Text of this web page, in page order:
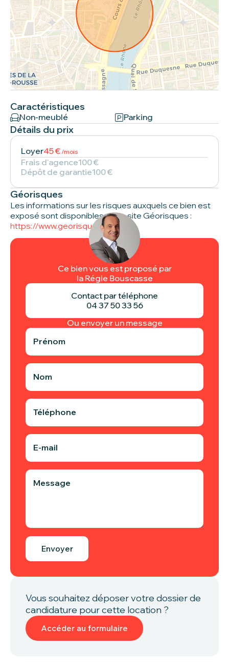
Caractéristiques
Non-meublé Parking
Détails du prix
Loyer45 €/mois
Frais d'agence100 €
Dépôt de garantie100 €
Géorisques
Les informations sur les risques auxquels ce bien est
exposé sont disponibles sur le site Géorisques :
https://www.georisques.gouv.fr
Ce bien vous est proposé par
la Régie Bouscasse
Contact par téléphone
04 37 50 33 56
Ou envoyer un message
Prénom
Nom
Téléphone
E-mail
Message
Envoyer
Vous souhaitez déposer votre dossier de
candidature pour cette location ?
Accéder au formulaire